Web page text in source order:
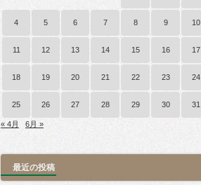
4 5 6 7 8 9 10
11 12 13 14 15 16 17
18 19 20 21 22 23 24
25 26 27 28 29 30 31
« 4月 6月 »
最近の投稿